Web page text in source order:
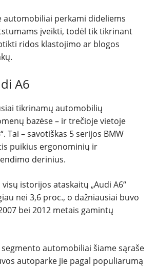
automobiliai perkami dideliems
įveikti, todėl tik tikrinant
ridos klastojimo ar blogos
A6
tikrinamų automobilių
bazėse – ir trečioje vietoje
Tai – savotiškas 5 serijos BMW
puikius ergonominių ir
derinius.
istorijos ataskaitų „Audi A6“
nei 3,6 proc., o dažniausiai buvo
bei 2012 metais gamintų
segmento automobiliai šiame sąraše
autoparke jie pagal populiarumą